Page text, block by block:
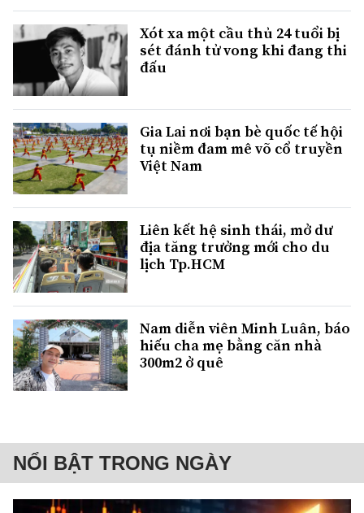
Xót xa một cầu thủ 24 tuổi bị
sét đánh tử vong khi đang thi
đấu
Gia Lai nơi bạn bè quốc tế hội
tụ niềm đam mê võ cổ truyền
Việt Nam
Liên kết hệ sinh thái, mở dư
địa tăng trưởng mới cho du
lịch Tp.HCM
Nam diễn viên Minh Luân, báo
hiếu cha mẹ bằng căn nhà
300m2 ở quê
NỔI BẬT TRONG NGÀY